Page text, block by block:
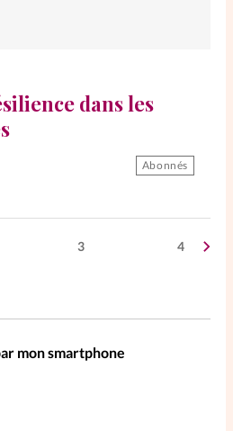
dans les
Abonnés
3 4
mon smartphone